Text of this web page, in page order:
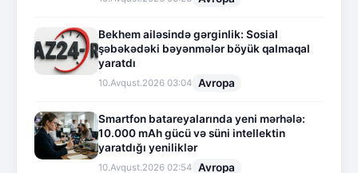
Bekhem ailəsində gərginlik: Sosial
şəbəkədəki bəyənmələr böyük qalmaqal
yaratdı
10.Avqust.2026 03:04 Avropa
Smartfon batareyalarında yeni mərhələ:
10.000 mAh gücü və süni intellektin
yaratdığı yeniliklər
10.Avqust.2026 02:54 Avropa